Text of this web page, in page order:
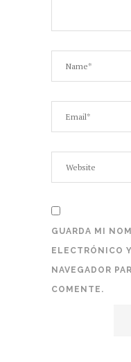
GUARDA MI
ELECTRÓNICO
NAVEGADOR
COMENTE.